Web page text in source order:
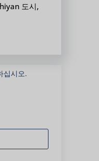
도시,
십시오.